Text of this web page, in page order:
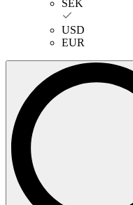
SEK
USD
EUR